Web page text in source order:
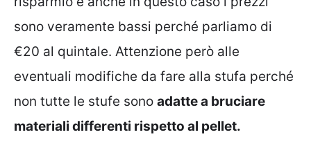
sono veramente bassi perché parliamo di
€20 al quintale. Attenzione però alle
eventuali modifiche da fare alla stufa perché
non tutte le stufe sono adatte a bruciare
materiali differenti rispetto al pellet.